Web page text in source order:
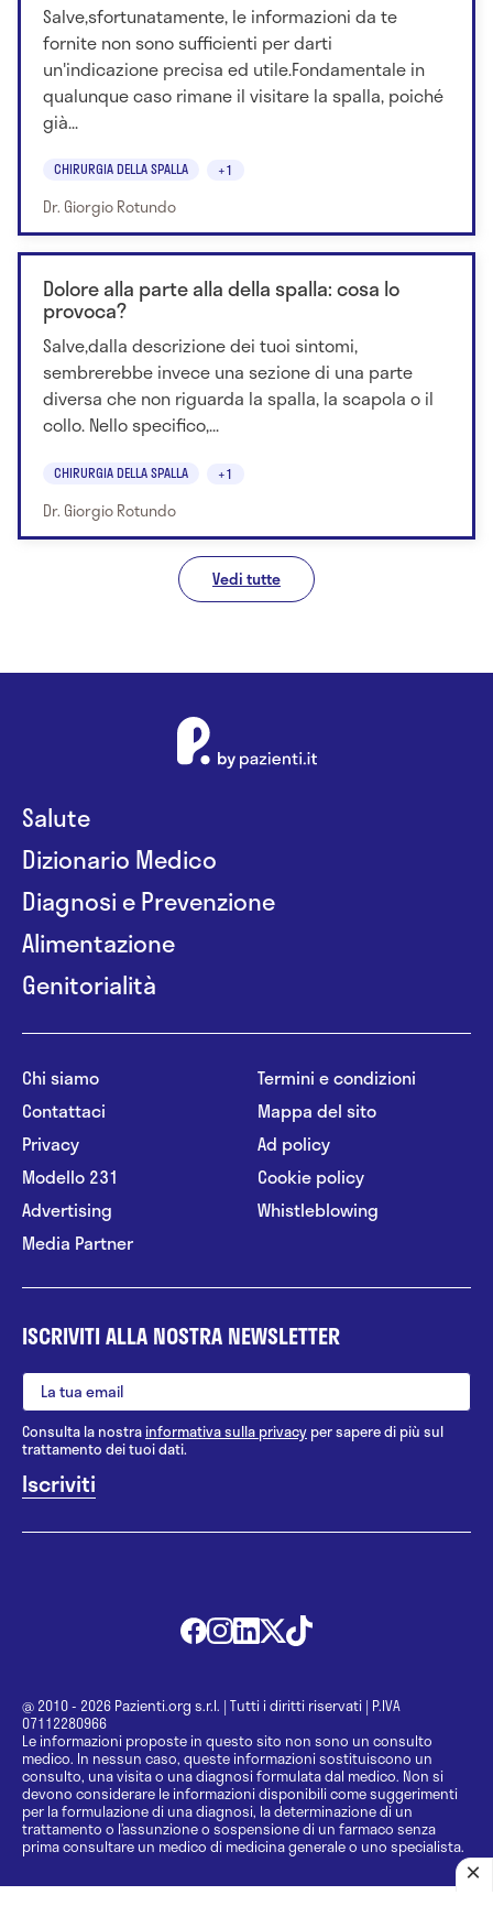
Salve,sfortunatamente, le informazioni da te
fornite non sono sufficienti per darti
un'indicazione precisa ed utile.Fondamentale in
qualunque caso rimane il visitare la spalla, poiché
già...
CHIRURGIA DELLA SPALLA +1
Dr. Giorgio Rotundo
Dolore alla parte alla della spalla: cosa lo
provoca?
Salve,dalla descrizione dei tuoi sintomi,
sembrerebbe invece una sezione di una parte
diversa che non riguarda la spalla, la scapola o il
collo. Nello specifico,...
CHIRURGIA DELLA SPALLA +1
Dr. Giorgio Rotundo
Vedi tutte
Salute
Dizionario Medico
Diagnosi e Prevenzione
Alimentazione
Genitorialità
Chi siamo
Contattaci
Privacy
Modello 231
Advertising
Media Partner
Termini e condizioni
Mappa del sito
Ad policy
Cookie policy
Whistleblowing
ISCRIVITI ALLA NOSTRA NEWSLETTER
Consulta la nostrainformativa sulla privacy per sapere di più sul
trattamento dei tuoi dati.
@ 2010 - 2026 Pazienti.org s.r.l. | Tutti i diritti riservati | P.IVA
07112280966
Le informazioni proposte in questo sito non sono un consulto
medico. In nessun caso, queste informazioni sostituiscono un
consulto, una visita o una diagnosi formulata dal medico. Non si
devono considerare le informazioni disponibili come suggerimenti
per la formulazione di una diagnosi, la determinazione di un
trattamento o l’assunzione o sospensione di un farmaco senza
prima consultare un medico di medicina generale o uno specialista.